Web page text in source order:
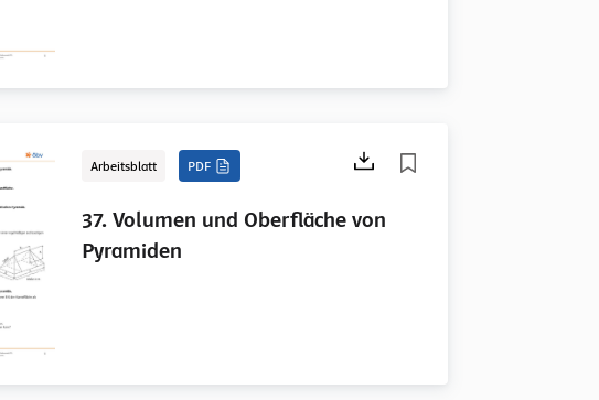
Arbeitsblatt PDF
37. Volumen und Oberfläche von
Pyramiden